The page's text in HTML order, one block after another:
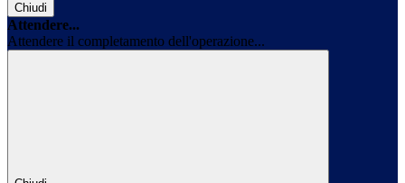
Chiudi
Attendere...
Attendere il completamento dell'operazione...